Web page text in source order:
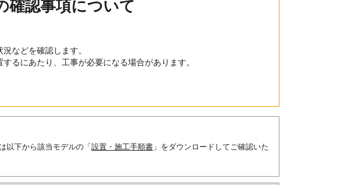
確認事項について
などを確認します。
るにあたり、工事が必要になる場合があります。
以下から該当モデルの「 設置・施工手順書 」をダウンロードしてご確認いた